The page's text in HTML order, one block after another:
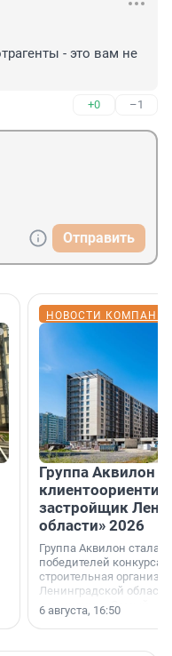
- это вам не
+0 –1
Отправить
НОВОСТИ
Группа Аквилон
застройщик
области» 2026
Группа Аквилон стала
победителей конкурса
строительная
Ленинградской области
номинации «Самый
застройщик
области».
6 августа, 16:50